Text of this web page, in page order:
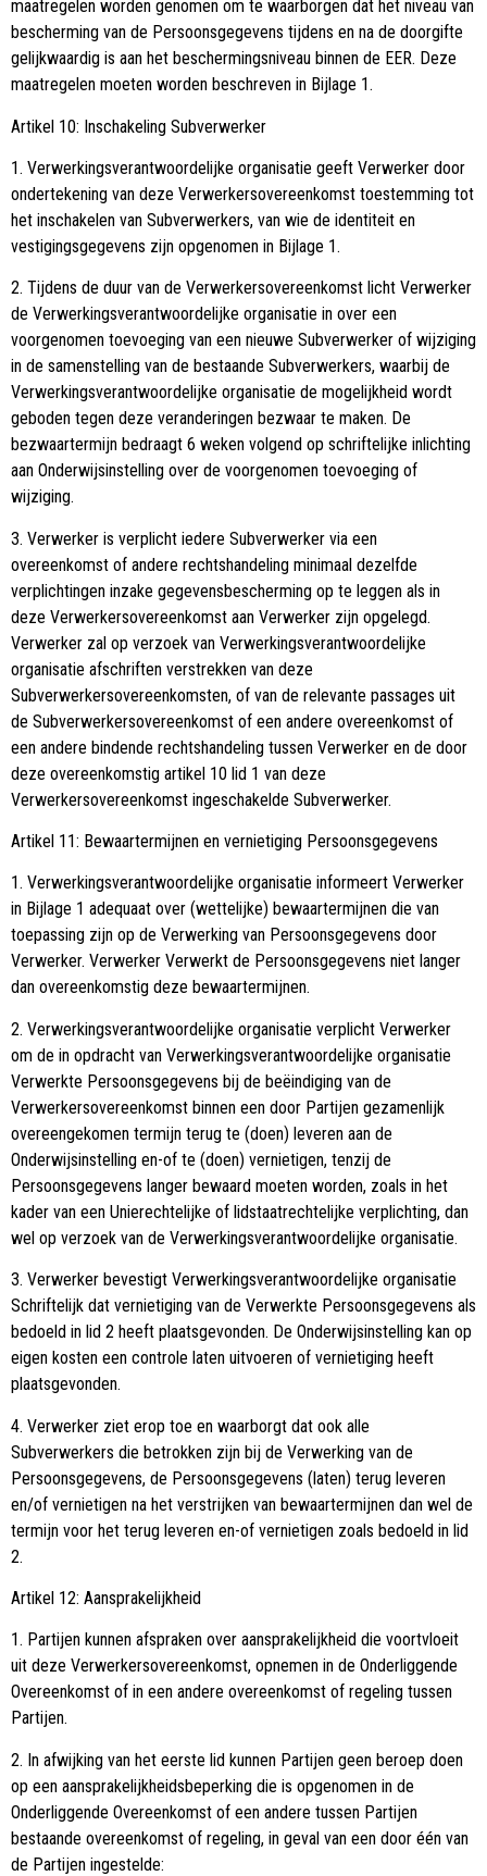
maatregelen worden genomen om te waarborgen dat het niveau van
bescherming van de Persoonsgegevens tijdens en na de doorgifte
gelijkwaardig is aan het beschermingsniveau binnen de EER. Deze
maatregelen moeten worden beschreven in Bijlage 1.
Artikel 10: Inschakeling Subverwerker
1. Verwerkingsverantwoordelijke organisatie geeft Verwerker door
ondertekening van deze Verwerkersovereenkomst toestemming tot
het inschakelen van Subverwerkers, van wie de identiteit en
vestigingsgegevens zijn opgenomen in Bijlage 1.
2. Tijdens de duur van de Verwerkersovereenkomst licht Verwerker
de Verwerkingsverantwoordelijke organisatie in over een
voorgenomen toevoeging van een nieuwe Subverwerker of wijziging
in de samenstelling van de bestaande Subverwerkers, waarbij de
Verwerkingsverantwoordelijke organisatie de mogelijkheid wordt
geboden tegen deze veranderingen bezwaar te maken. De
bezwaartermijn bedraagt 6 weken volgend op schriftelijke inlichting
aan Onderwijsinstelling over de voorgenomen toevoeging of
wijziging.
3. Verwerker is verplicht iedere Subverwerker via een
overeenkomst of andere rechtshandeling minimaal dezelfde
verplichtingen inzake gegevensbescherming op te leggen als in
deze Verwerkersovereenkomst aan Verwerker zijn opgelegd.
Verwerker zal op verzoek van Verwerkingsverantwoordelijke
organisatie afschriften verstrekken van deze
Subverwerkersovereenkomsten, of van de relevante passages uit
de Subverwerkersovereenkomst of een andere overeenkomst of
een andere bindende rechtshandeling tussen Verwerker en de door
deze overeenkomstig artikel 10 lid 1 van deze
Verwerkersovereenkomst ingeschakelde Subverwerker.
Artikel 11: Bewaartermijnen en vernietiging Persoonsgegevens
1. Verwerkingsverantwoordelijke organisatie informeert Verwerker
in Bijlage 1 adequaat over (wettelijke) bewaartermijnen die van
toepassing zijn op de Verwerking van Persoonsgegevens door
Verwerker. Verwerker Verwerkt de Persoonsgegevens niet langer
dan overeenkomstig deze bewaartermijnen.
2. Verwerkingsverantwoordelijke organisatie verplicht Verwerker
om de in opdracht van Verwerkingsverantwoordelijke organisatie
Verwerkte Persoonsgegevens bij de beëindiging van de
Verwerkersovereenkomst binnen een door Partijen gezamenlijk
overeengekomen termijn terug te (doen) leveren aan de
Onderwijsinstelling en-of te (doen) vernietigen, tenzij de
Persoonsgegevens langer bewaard moeten worden, zoals in het
kader van een Unierechtelijke of lidstaatrechtelijke verplichting, dan
wel op verzoek van de Verwerkingsverantwoordelijke organisatie.
3. Verwerker bevestigt Verwerkingsverantwoordelijke organisatie
Schriftelijk dat vernietiging van de Verwerkte Persoonsgegevens als
bedoeld in lid 2 heeft plaatsgevonden. De Onderwijsinstelling kan op
eigen kosten een controle laten uitvoeren of vernietiging heeft
plaatsgevonden.
4. Verwerker ziet erop toe en waarborgt dat ook alle
Subverwerkers die betrokken zijn bij de Verwerking van de
Persoonsgegevens, de Persoonsgegevens (laten) terug leveren
en/of vernietigen na het verstrijken van bewaartermijnen dan wel de
termijn voor het terug leveren en-of vernietigen zoals bedoeld in lid
2.
Artikel 12: Aansprakelijkheid
1. Partijen kunnen afspraken over aansprakelijkheid die voortvloeit
uit deze Verwerkersovereenkomst, opnemen in de Onderliggende
Overeenkomst of in een andere overeenkomst of regeling tussen
Partijen.
2. In afwijking van het eerste lid kunnen Partijen geen beroep doen
op een aansprakelijkheidsbeperking die is opgenomen in de
Onderliggende Overeenkomst of een andere tussen Partijen
bestaande overeenkomst of regeling, in geval van een door één van
de Partijen ingestelde: